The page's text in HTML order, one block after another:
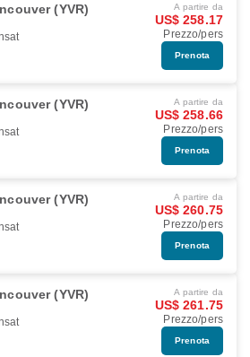
(YVR) A partire da
US$ 258.17
Prezzo/pers
Prenota
(YVR) A partire da
US$ 258.66
Prezzo/pers
Prenota
(YVR) A partire da
US$ 260.75
Prezzo/pers
Prenota
(YVR) A partire da
US$ 261.75
Prezzo/pers
Prenota